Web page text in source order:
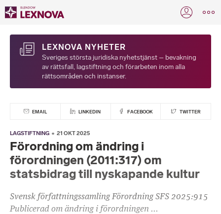
LEXNOVA NYHETER
Sveriges största juridiska nyhetstjänst – bevakning
av rättsfall, lagstiftning och förarbeten inom alla
rättsområden och instanser.
EMAIL LINKEDIN FACEBOOK TWITTER
LAGSTIFTNING 21 OKT 2025
Förordning om ändring i
förordningen (2011:317) om
statsbidrag till nyskapande kultur
Svensk författningssamling Förordning SFS 2025:915
Publicerad om ändring i förordningen ...